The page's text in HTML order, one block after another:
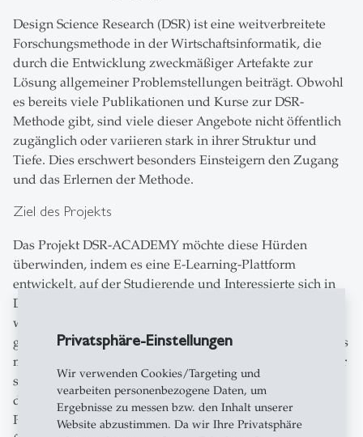
Privatsphäre-Einstellungen
Wir verwenden Cookies/Targeting und
vearbeiten personenbezogene Daten, um
Ergebnisse zu messen bzw. den Inhalt unserer
Website abzustimmen. Da wir Ihre Privatsphäre
Design Science Research (DSR) ist eine weitverbreitete
Forschungsmethode in der Wirtschaftsinformatik, die
durch die Entwicklung zweckmäßiger Artefakte zur
Lösung allgemeiner Problemstellungen beiträgt. Obwohl
es bereits viele Publikationen und Kurse zur DSR-
Methode gibt, sind viele dieser Angebote nicht öffentlich
zugänglich oder variieren stark in ihrer Struktur und
Tiefe. Dies erschwert besonders Einsteigern den Zugang
und das Erlernen der Methode.
Ziel des Projekts
Das Projekt DSR-ACADEMY möchte diese Hürden
überwinden, indem es eine E-Learning-Plattform
entwickelt, auf der Studierende und Interessierte sich in
DSR weiterbilden können. In der ersten Phase werden
wichtige DSR-Themen identifiziert und eine Plattform
gestaltet, die später drei Hauptinhalte bietet: 1. Interviews
mit führenden DSR-Autoren, 2. interaktive Lernvideos für
selbstgesteuertes Lernen, 3. praktische DSR-Projekte, um
den Wissenstransfer in die Praxis zu fördern. Diese
Plattform soll den Einstieg in DSR erleichtern und ein